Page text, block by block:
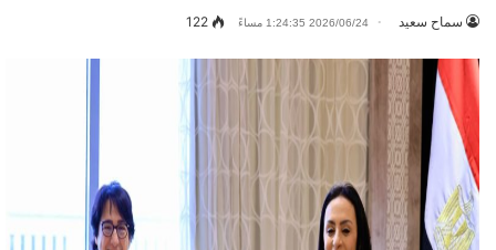
سماح سعيد 2026/06/24 1:24:35 مساءً 122